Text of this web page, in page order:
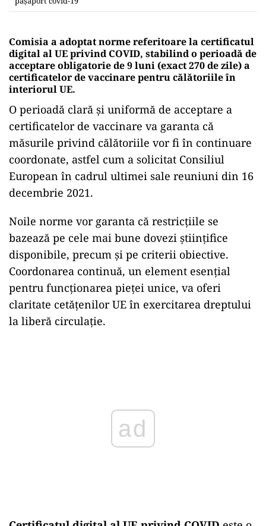
Comisia a adoptat norme referitoare la certificatul
digital al UE privind COVID, stabilind o perioadă de
acceptare obligatorie de 9 luni (exact 270 de zile) a
certificatelor de vaccinare pentru călătoriile în
interiorul UE.
O perioadă clară și uniformă de acceptare a
certificatelor de vaccinare va garanta că
măsurile privind călătoriile vor fi în continuare
coordonate, astfel cum a solicitat Consiliul
European în cadrul ultimei sale reuniuni din 16
decembrie 2021.
Noile norme vor garanta că restricțiile se
bazează pe cele mai bune dovezi științifice
disponibile, precum și pe criterii obiective.
Coordonarea continuă, un element esențial
pentru funcționarea pieței unice, va oferi
claritate cetățenilor UE în exercitarea dreptului
la liberă circulație.